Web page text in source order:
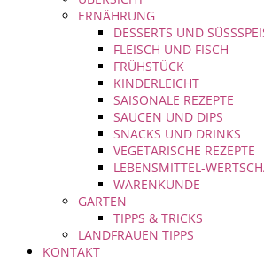
ERNÄHRUNG
DESSERTS UND
FLEISCH UND FISCH
FRÜHSTÜCK
KINDERLEICHT
SAISONALE REZEPTE
SAUCEN UND DIPS
SNACKS UND DRINKS
VEGETARISCHE REZEPTE
LEBENSMITTEL-
WARENKUNDE
GARTEN
TIPPS & TRICKS
LANDFRAUEN TIPPS
KONTAKT